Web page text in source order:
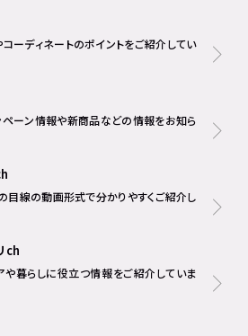
ーディネートのポイントをご紹介してい
ペーン情報や新商品などの情報をお知ら
目線の動画形式で分かりやすくご紹介し
ch
や暮らしに役立つ情報をご紹介していま